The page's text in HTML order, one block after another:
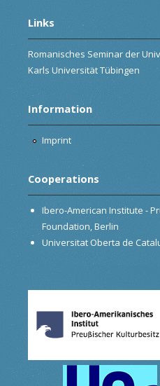
Links
Romanisches Seminar der
Karls Universität Tübingen
Information
Imprint
Cooperations
Ibero-American Institute -
Foundation, Berlin
Universitat Oberta de